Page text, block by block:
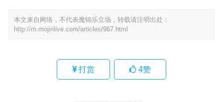
本文来自网络，不代表魔锦乐立场，转载请注明出处：
http://m.mojinlive.com/articles/967.html
打赏 4赞